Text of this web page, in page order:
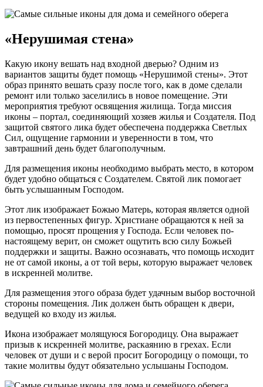
«Нерушимая стена»
Какую икону вешать над входной дверью? Одним из
вариантов защиты будет помощь «Нерушимой стены». Этот
образ принято вешать сразу после того, как в доме сделали
ремонт или только заселились в новое помещение. Эти
мероприятия требуют освящения жилища. Тогда миссия
иконы – портал, соединяющий хозяев жилья и Создателя. Под
защитой святого лика будет обеспечена поддержка Светлых
Сил, ощущение гармонии и уверенности в том, что
завтрашний день будет благополучным.
Для размещения иконы необходимо выбрать место, в котором
будет удобно общаться с Создателем. Святой лик помогает
быть услышанным Господом.
Этот лик изображает Божью Матерь, которая является одной
из первостепенных фигур. Христиане обращаются к ней за
помощью, просят прощения у Господа. Если человек по-
настоящему верит, он сможет ощутить всю силу Божьей
поддержки и защиты. Важно осознавать, что помощь исходит
не от самой иконы, а от той веры, которую выражает человек
в искренней молитве.
Для размещения этого образа будет удачным выбор восточной
стороны помещения. Лик должен быть обращен к двери,
ведущей ко входу из жилья.
Икона изображает молящуюся Богородицу. Она выражает
призыв к искренней молитве, раскаянию в грехах. Если
человек от души и с верой просит Богородицу о помощи, то
такие молитвы будут обязательно услышаны Господом.